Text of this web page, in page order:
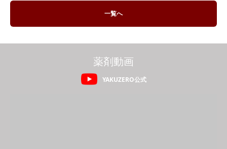
一覧へ
YAKUZERO公式
薬剤動画